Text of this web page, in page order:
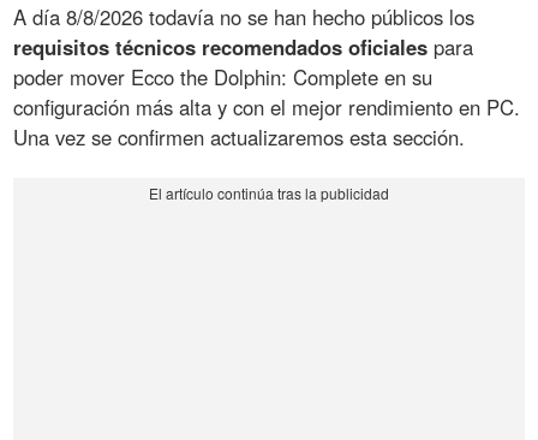
A día 8/8/2026 todavía no se han hecho públicos los
requisitos técnicos recomendados oficiales para
poder mover Ecco the Dolphin: Complete en su
configuración más alta y con el mejor rendimiento en PC.
Una vez se confirmen actualizaremos esta sección.